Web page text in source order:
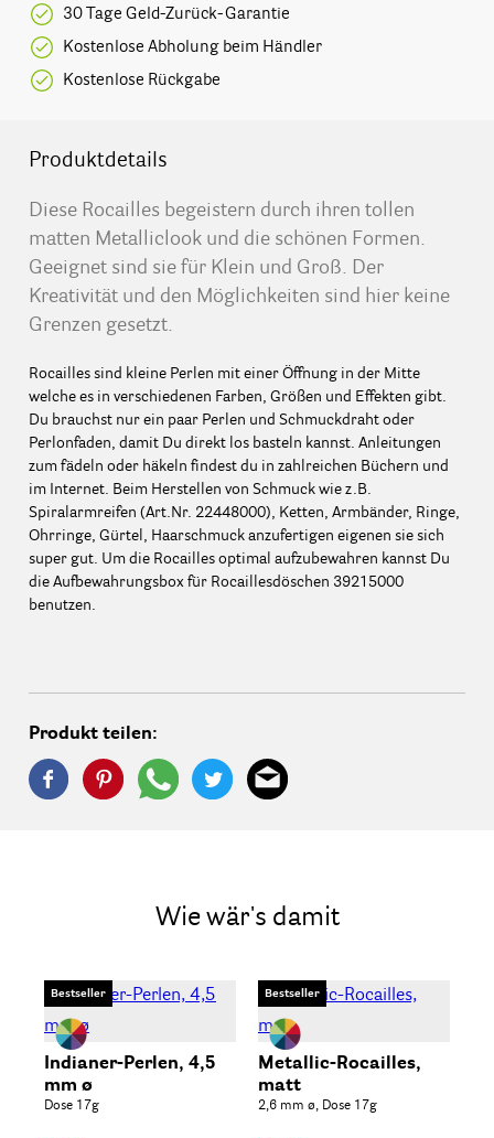
30 Tage Geld-Zurück-Garantie
Kostenlose Abholung beim Händler
Kostenlose Rückgabe
Produktdetails
Diese Rocailles begeistern durch ihren tollen
matten Metalliclook und die schönen Formen.
Geeignet sind sie für Klein und Groß. Der
Kreativität und den Möglichkeiten sind hier keine
Grenzen gesetzt.
Rocailles sind kleine Perlen mit einer Öffnung in der Mitte
welche es in verschiedenen Farben, Größen und Effekten gibt.
Du brauchst nur ein paar Perlen und Schmuckdraht oder
Perlonfaden, damit Du direkt los basteln kannst. Anleitungen
zum fädeln oder häkeln findest du in zahlreichen Büchern und
im Internet. Beim Herstellen von Schmuck wie z.B.
Spiralarmreifen (Art.Nr. 22448000), Ketten, Armbänder, Ringe,
Ohrringe, Gürtel, Haarschmuck anzufertigen eigenen sie sich
super gut. Um die Rocailles optimal aufzubewahren kannst Du
die Aufbewahrungsbox für Rocaillesdöschen 39215000
benutzen.
Produkt teilen:
Wie wär's damit
Bestseller
Indianer-Perlen, 4,5
mm ø
Dose 17g
Bestseller
Metallic-Rocailles,
matt
2,6 mm ø, Dose 17g